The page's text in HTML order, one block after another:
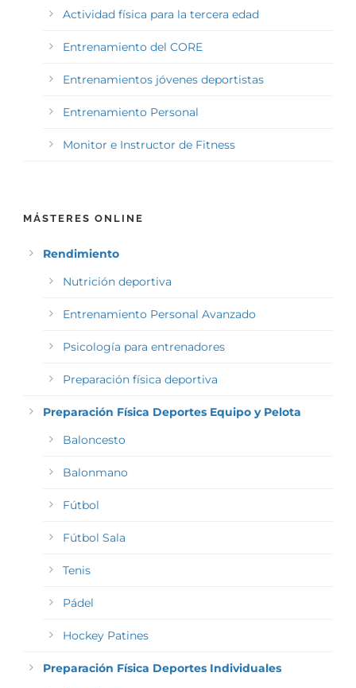
Actividad física para la tercera edad
Entrenamiento del CORE
Entrenamientos jóvenes deportistas
Entrenamiento Personal
Monitor e Instructor de Fitness
MÁSTERES ONLINE
Rendimiento
Nutrición deportiva
Entrenamiento Personal Avanzado
Psicología para entrenadores
Preparación física deportiva
Preparación Física Deportes Equipo y Pelota
Baloncesto
Balonmano
Fútbol
Fútbol Sala
Tenis
Pádel
Hockey Patines
Preparación Física Deportes Individuales